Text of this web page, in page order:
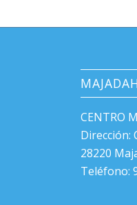
CENTRO
Dirección:
28220
Teléfono: